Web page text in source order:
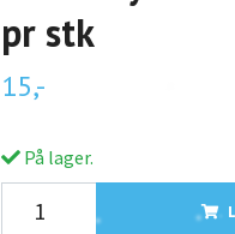
pr stk
15,-
På lager.